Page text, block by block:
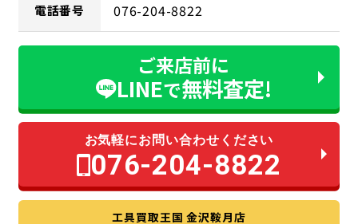
電話番号 076-204-8822
ご来店前に
LINEで無料査定!
お気軽にお問い合わせください
076-204-8822
工具買取王国 金沢鞍月店